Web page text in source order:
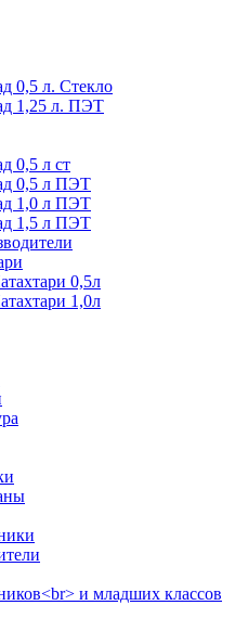
0,5 л. Стекло
1,25 л. ПЭТ
0,5 л ст
0,5 л ПЭТ
1,0 л ПЭТ
1,5 л ПЭТ
0,5л
1,0л
и младших классов